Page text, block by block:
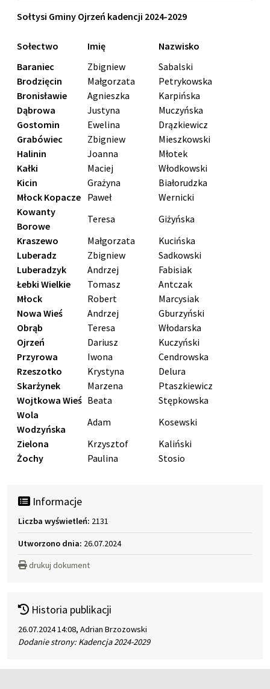
Sołtysi Gminy Ojrzeń kadencji 2024-2029
Sołectwo Imię
Nazwisko
Baraniec
Zbigniew
Sabalski
Brodzięcin
Małgorzata
Petrykowska
Bronisławie
Agnieszka
Karpińska
Dąbrowa
Justyna
Muczyńska
Gostomin
Ewelina
Drązkiewicz
Grabówiec
Zbigniew
Mieszkowski
Halinin
Joanna
Młotek
Kałki
Maciej
Włodkowski
Kicin
Grażyna
Białorudzka
Młock Kopacze Paweł
Wernicki
Kowanty
Borowe
Teresa
Giżyńska
Kraszewo
Małgorzata
Kucińska
Luberadz
Zbigniew
Sadkowski
Luberadzyk
Andrzej
Fabisiak
Łebki Wielkie
Tomasz
Antczak
Młock
Robert
Marcysiak
Nowa Wieś
Andrzej
Gburzyński
Obrąb
Teresa
Włodarska
Ojrzeń
Dariusz
Kuczyński
Przyrowa
Iwona
Cendrowska
Rzeszotko
Krystyna
Delura
Skarżynek
Marzena
Ptaszkiewicz
Wojtkowa Wieś Beata
Stępkowska
Wola
Wodzyńska
Adam
Kosewski
Zielona
Krzysztof
Kaliński
Żochy
Paulina Stosio
Informacje
Liczba wyświetleń: 2131
Utworzono dnia: 26.07.2024
drukuj dokument
Historia publikacji
26.07.2024 14:08, Adrian Brzozowski
Dodanie strony: Kadencja 2024-2029